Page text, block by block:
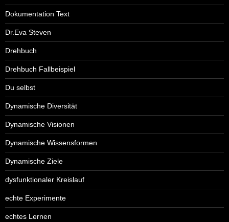
Dokumentation Text
Dr.Eva Steven
Drehbuch
Drehbuch Fallbeispiel
Du selbst
Dynamische Diversität
Dynamische Visionen
Dynamische Wissensformen
Dynamische Ziele
dysfunktionaler Kreislauf
echte Experimente
echtes Lernen